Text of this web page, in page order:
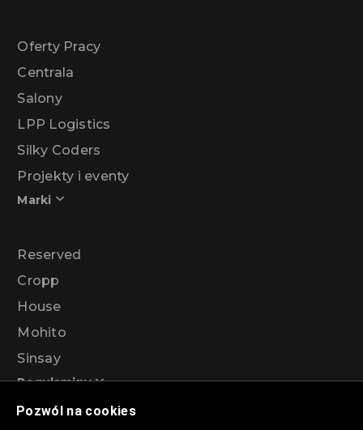
Pozwól na cookies
Oferty Pracy
Centrala
Salony
LPP Logistics
Silky Coders
Projekty i eventy
Marki
Reserved
Cropp
House
Mohito
Sinsay
Regulaminy